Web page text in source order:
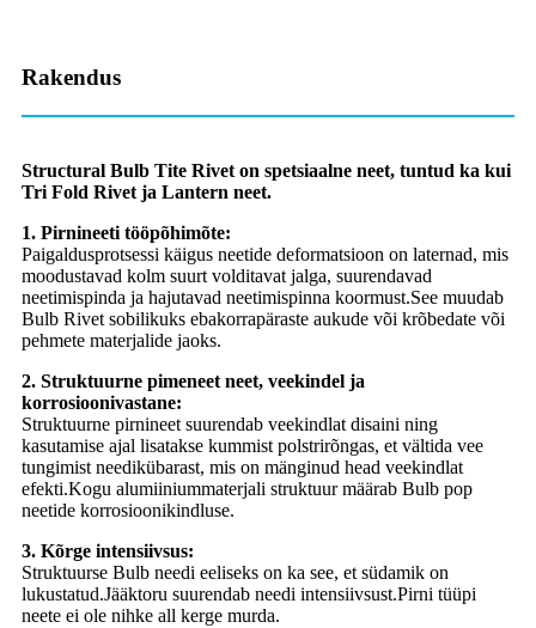
Rakendus
Structural Bulb Tite Rivet on spetsiaalne neet, tuntud ka kui
Tri Fold Rivet ja Lantern neet.
1. Pirnineeti tööpõhimõte:
Paigaldusprotsessi käigus neetide deformatsioon on laternad, mis
moodustavad kolm suurt volditavat jalga, suurendavad
neetimispinda ja hajutavad neetimispinna koormust.See muudab
Bulb Rivet sobilikuks ebakorrapäraste aukude või krõbedate või
pehmete materjalide jaoks.
2. Struktuurne pimeneet neet, veekindel ja
korrosioonivastane:
Struktuurne pirnineet suurendab veekindlat disaini ning
kasutamise ajal lisatakse kummist polstrirõngas, et vältida vee
tungimist needikübarast, mis on mänginud head veekindlat
efekti.Kogu alumiiniummaterjali struktuur määrab Bulb pop
neetide korrosioonikindluse.
3. Kõrge intensiivsus:
Struktuurse Bulb needi eeliseks on ka see, et südamik on
lukustatud.Jääktoru suurendab needi intensiivsust.Pirni tüüpi
neete ei ole nihke all kerge murda.